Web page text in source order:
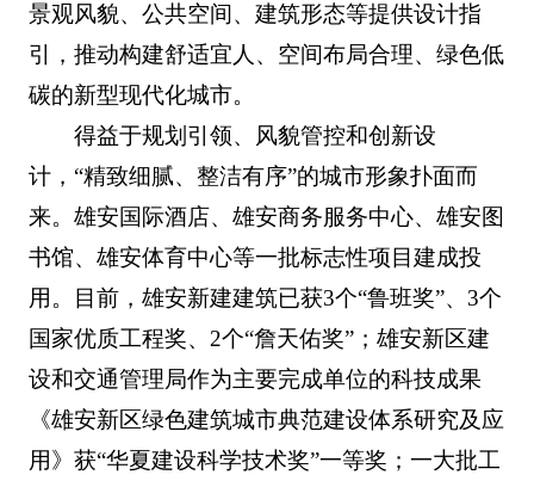
景观风貌、公共空间、建筑形态等提供设计指
引，推动构建舒适宜人、空间布局合理、绿色低
碳的新型现代化城市。
得益于规划引领、风貌管控和创新设
计，“精致细腻、整洁有序”的城市形象扑面而
来。雄安国际酒店、雄安商务服务中心、雄安图
书馆、雄安体育中心等一批标志性项目建成投
用。目前，雄安新建建筑已获3个“鲁班奖”、3个
国家优质工程奖、2个“詹天佑奖”；雄安新区建
设和交通管理局作为主要完成单位的科技成果
《雄安新区绿色建筑城市典范建设体系研究及应
用》获“华夏建设科学技术奖”一等奖；一大批工